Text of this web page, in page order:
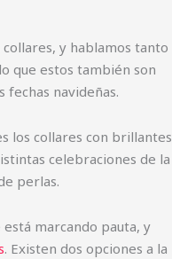
y hablamos tanto
que estos también son
navideñas.
los collares con brillantes
celebraciones de la
perlas.
marcando pauta, y
. Existen dos opciones a la